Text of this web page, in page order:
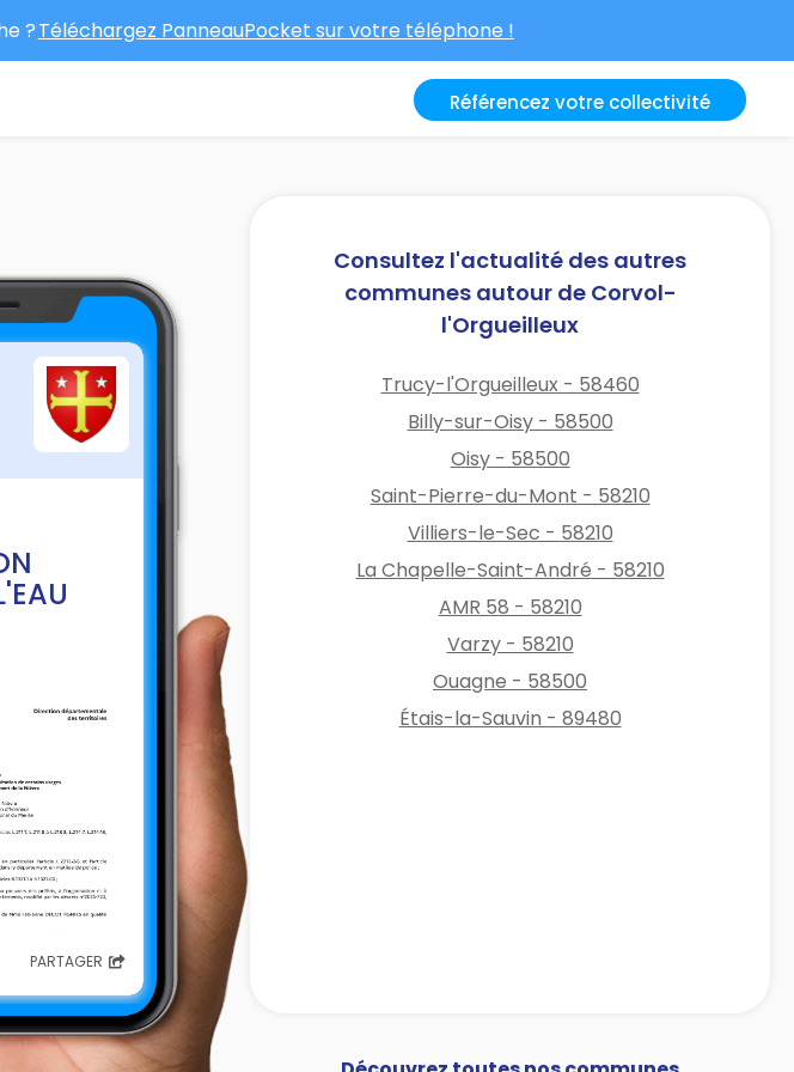
?Téléchargez PanneauPocket sur votre téléphone !
Référencez votre collectivité
PARTAGER
Consultez l'actualité des autres
communes autour de Corvol-
l'Orgueilleux
Trucy-l'Orgueilleux - 58460
Billy-sur-Oisy - 58500
Oisy - 58500
Saint-Pierre-du-Mont - 58210
Villiers-le-Sec - 58210
La Chapelle-Saint-André - 58210
AMR 58 - 58210
Varzy - 58210
Ouagne - 58500
Étais-la-Sauvin - 89480